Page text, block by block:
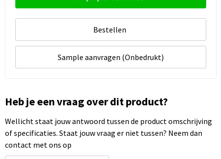
Bestellen
Sample aanvragen (Onbedrukt)
Heb je een vraag over dit product?
Wellicht staat jouw antwoord tussen de product omschrijving
of specificaties. Staat jouw vraag er niet tussen? Neem dan
contact met ons op